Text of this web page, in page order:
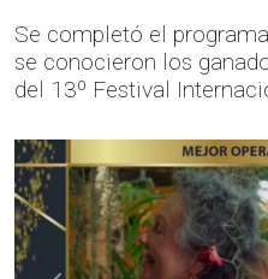
Se completó el
se conocieron los
del 13º Festival